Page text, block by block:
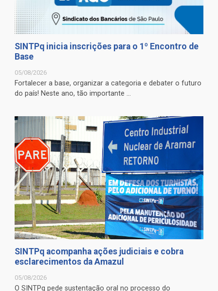
SINTPq inicia inscrições para o 1º Encontro de
Base
05/08/2026
Fortalecer a base, organizar a categoria e debater o futuro
do país! Neste ano, tão importante ...
SINTPq acompanha ações judiciais e cobra
esclarecimentos da Amazul
05/08/2026
O SINTPq pede sustentação oral no processo do